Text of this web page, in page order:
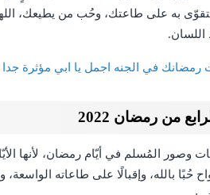
به على طاعتك، وحُب من يطيعك،
اللسان.
رمضانك في الجنه اجمل يا ابي مؤثرة جدا
من رمضان 2022
وصور المُسلم في أيّام رمضان، لأنها
حُبًا بالله، وإقبالًا على طاعاته